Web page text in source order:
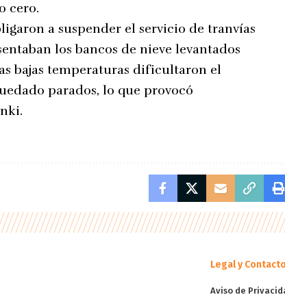
cero.
a suspender el servicio de tranvías
los bancos de nieve levantados
bajas temperaturas dificultaron el
parados, lo que provocó
Legal y Contacto
Aviso de